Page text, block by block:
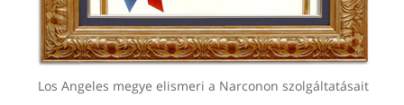
Los Angeles megye elismeri a Narconon szolgáltatásait